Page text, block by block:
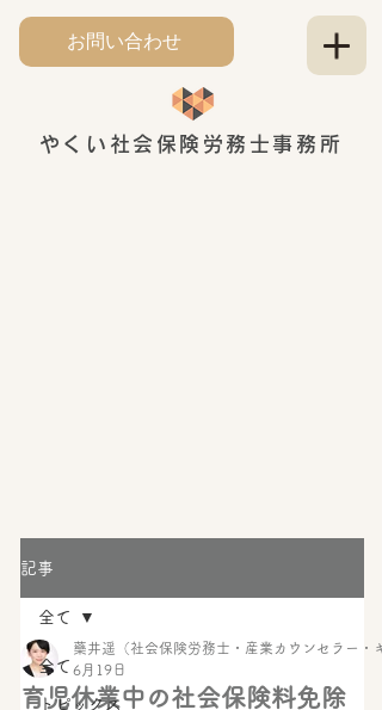
やくい社会保険労務士事務所
お問い合わせ
記事
全て
トピックス
全て
育児休業中の社会保険料免除
藥井遥（社会保険労務士・産業カウンセラー・
6月19日